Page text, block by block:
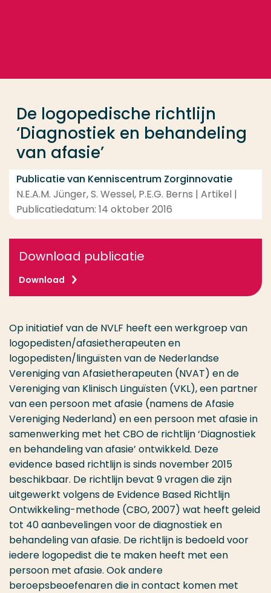
De logopedische richtlijn
‘Diagnostiek en behandeling
van afasie’
Publicatie van Kenniscentrum Zorginnovatie
N.E.A.M. Jünger, S. Wessel, P.E.G. Berns | Artikel |
Publicatiedatum: 14 oktober 2016
Download publicatie
Download
Op initiatief van de NVLF heeft een werkgroep van
logopedisten/afasietherapeuten en
logopedisten/linguïsten van de Nederlandse
Vereniging van Afasietherapeuten (NVAT) en de
Vereniging van Klinisch Linguïsten (VKL), een partner
van een persoon met afasie (namens de Afasie
Vereniging Nederland) en een persoon met afasie in
samenwerking met het CBO de richtlijn ‘Diagnostiek
en behandeling van afasie’ ontwikkeld. Deze
evidence based richtlijn is sinds november 2015
beschikbaar. De richtlijn bevat 9 vragen die zijn
uitgewerkt volgens de Evidence Based Richtlijn
Ontwikkeling-methode (CBO, 2007) wat heeft geleid
tot 40 aanbevelingen voor de diagnostiek en
behandeling van afasie. De richtlijn is bedoeld voor
iedere logopedist die te maken heeft met een
persoon met afasie. Ook andere
beroepsbeoefenaren die in contact komen met
Opleiding
Contact